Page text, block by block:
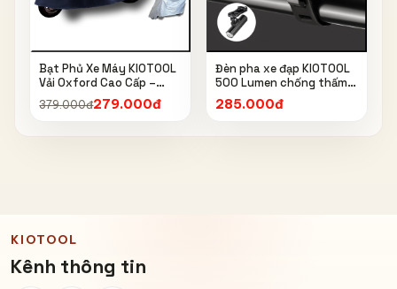
Bạt Phủ Xe Máy KIOTOOL
Vải Oxford Cao Cấp –
Chống Nắng, Chống Mưa,
Chống Bụi, Chống Tia UV,
379.000đ279.000đ
Đèn pha xe đạp KIOTOOL
500 Lumen chống thấm
nước IPX6 6603
285.000đ
KIOTOOL
Kênh thông tin